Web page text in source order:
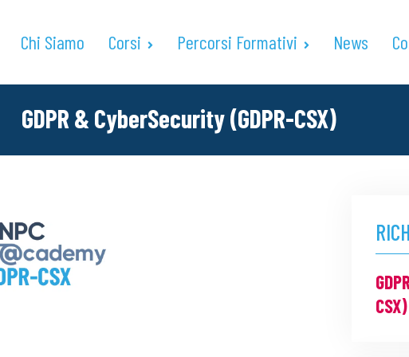
Chi Siamo Corsi Percorsi Formativi News
GDPR & CyberSecurity (GDPR-CSX)
CSX)